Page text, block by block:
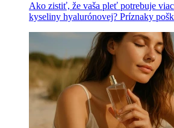
Ako zistiť, že vaša pleť potrebuje
kyseliny hyalurónovej? Príznaky